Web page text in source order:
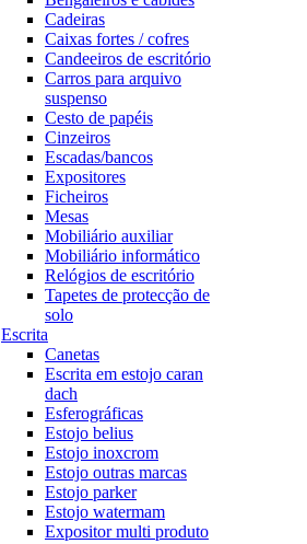
Cadeiras
Caixas fortes / cofres
Candeeiros de escritório
Carros para arquivo
suspenso
Cesto de papéis
Cinzeiros
Escadas/bancos
Expositores
Ficheiros
Mesas
Mobiliário auxiliar
Mobiliário informático
Relógios de escritório
Tapetes de protecção de
solo
Escrita
Canetas
Escrita em estojo caran
dach
Esferográficas
Estojo belius
Estojo inoxcrom
Estojo outras marcas
Estojo parker
Estojo watermam
Expositor multi produto